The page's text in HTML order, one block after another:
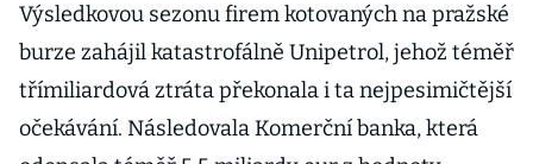
Výsledkovou sezonu firem kotovaných na pražské
burze zahájil katastrofálně Unipetrol, jehož téměř
třímiliardová ztráta překonala i ta nejpesimičtější
očekávání. Následovala Komerční banka, která